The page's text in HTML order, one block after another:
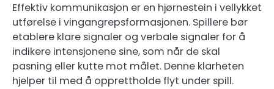
Effektiv kommunikasjon er en hjørnestein i vellykket
utførelse i vingangrepsformasjonen. Spillere bør
etablere klare signaler og verbale signaler for å
indikere intensjonene sine, som når de skal
pasning eller kutte mot målet. Denne klarheten
hjelper til med å opprettholde flyt under spill.